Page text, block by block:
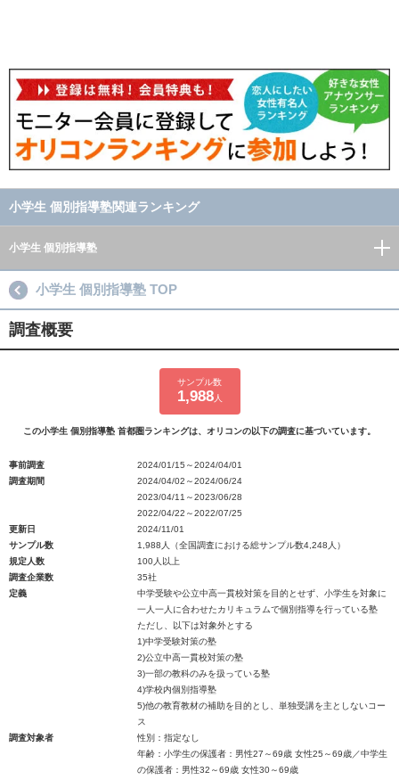
小学生 個別指導塾関連ランキング
小学生 個別指導塾
小学生 個別指導塾 TOP
調査概要
サンプル数
1,988人
この小学生 個別指導塾 首都圏ランキングは、オリコンの以下の調査に基づいています。
事前調査
2024/01/15～2024/04/01
調査期間
2024/04/02～2024/06/24
2023/04/11～2023/06/28
2022/04/22～2022/07/25
更新日
2024/11/01
サンプル数
1,988人（全国調査における総サンプル数4,248人）
規定人数
100人以上
調査企業数
35社
定義
中学受験や公立中高一貫校対策を目的とせず、小学生を対象に
一人一人に合わせたカリキュラムで個別指導を行っている塾
ただし、以下は対象外とする
1)中学受験対策の塾
2)公立中高一貫校対策の塾
3)一部の教科のみを扱っている塾
4)学校内個別指導塾
5)他の教育教材の補助を目的とし、単独受講を主としないコー
ス
調査対象者
性別：指定なし
年齢：小学生の保護者：男性27～69歳 女性25～69歳／中学生
の保護者：男性32～69歳 女性30～69歳